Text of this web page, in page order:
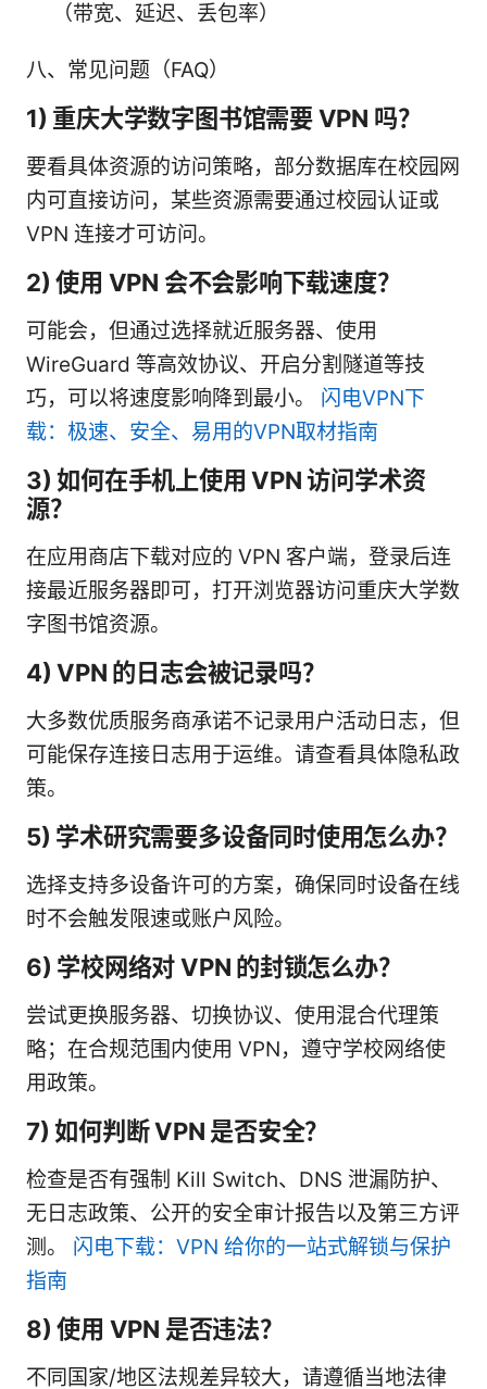
（带宽、延迟、丢包率）
八、常见问题（FAQ）
1) 重庆大学数字图书馆需要 VPN 吗？
要看具体资源的访问策略，部分数据库在校园网
内可直接访问，某些资源需要通过校园认证或
VPN 连接才可访问。
2) 使用 VPN 会不会影响下载速度？
可能会，但通过选择就近服务器、使用
WireGuard 等高效协议、开启分割隧道等技
巧，可以将速度影响降到最小。 闪电VPN下
载：极速、安全、易用的VPN取材指南
3) 如何在手机上使用 VPN 访问学术资
源？
在应用商店下载对应的 VPN 客户端，登录后连
接最近服务器即可，打开浏览器访问重庆大学数
字图书馆资源。
4) VPN 的日志会被记录吗？
大多数优质服务商承诺不记录用户活动日志，但
可能保存连接日志用于运维。请查看具体隐私政
策。
5) 学术研究需要多设备同时使用怎么办？
选择支持多设备许可的方案，确保同时设备在线
时不会触发限速或账户风险。
6) 学校网络对 VPN 的封锁怎么办？
尝试更换服务器、切换协议、使用混合代理策
略；在合规范围内使用 VPN，遵守学校网络使
用政策。
7) 如何判断 VPN 是否安全？
检查是否有强制 Kill Switch、DNS 泄漏防护、
无日志政策、公开的安全审计报告以及第三方评
测。 闪电下载：VPN 给你的一站式解锁与保护
指南
8) 使用 VPN 是否违法？
不同国家/地区法规差异较大，请遵循当地法律